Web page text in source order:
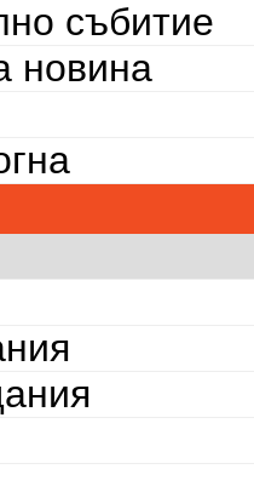
събитие
новина